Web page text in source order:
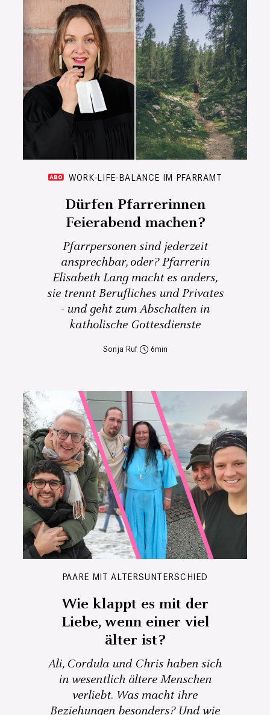
WORK-LIFE-BALANCE IM PFARRAMT
Dürfen Pfarrerinnen
Feierabend machen?
Pfarrpersonen sind jederzeit
ansprechbar, oder? Pfarrerin
Elisabeth Lang macht es anders,
sie trennt Berufliches und Privates
- und geht zum Abschalten in
katholische Gottesdienste
Sonja Ruf 6
PAARE MIT ALTERSUNTERSCHIED
Wie klappt es mit der
Liebe, wenn einer viel
älter ist?
Ali, Cordula und Chris haben sich
in wesentlich ältere Menschen
verliebt. Was macht ihre
Beziehungen besonders? Und wie